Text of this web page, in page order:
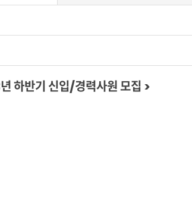
하반기 신입/경력사원 모집 >